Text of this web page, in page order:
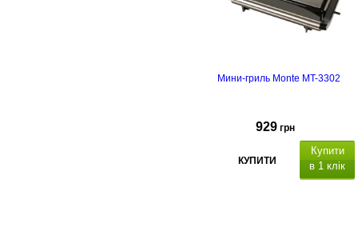
Мини-гриль Monte MT-3302
929 грн
КУПИТИ
Купити
в 1 клік